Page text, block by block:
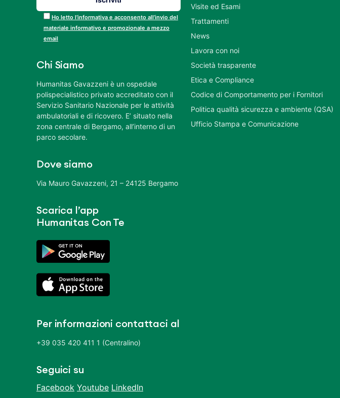
Ho letto l’informativa e acconsento all’invio del
materiale informativo e promozionale a mezzo
email
Chi Siamo
Humanitas Gavazzeni è un ospedale
polispecialistico privato accreditato con il
Servizio Sanitario Nazionale per le attività
ambulatoriali e di ricovero. E’ situato nella
zona centrale di Bergamo, all’interno di un
parco secolare.
Dove siamo
Via Mauro Gavazzeni, 21 – 24125 Bergamo
Scarica l’app
Humanitas Con Te
Per informazioni contattaci al
+39 035 420 411 1 (Centralino)
Seguici su
Facebook Youtube LinkedIn
Visite ed Esami
Trattamenti
News
Lavora con noi
Società trasparente
Etica e Compliance
Codice di Comportamento per i Fornitori
Politica qualità sicurezza e ambiente (QSA)
Ufficio Stampa e Comunicazione